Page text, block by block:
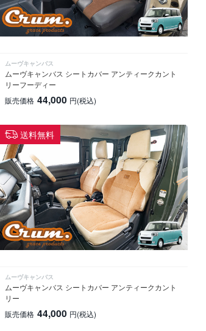
ムーヴキャンバス
ムーヴキャンバス シートカバー アンティークカント
リーフーディー
販売価格 44,000 円(税込)
送料無料
ムーヴキャンバス
ムーヴキャンバス シートカバー アンティークカント
リー
販売価格 44,000 円(税込)